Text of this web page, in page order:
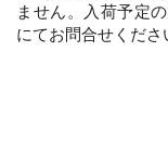
ません。入荷予定
にてお問合せくださ